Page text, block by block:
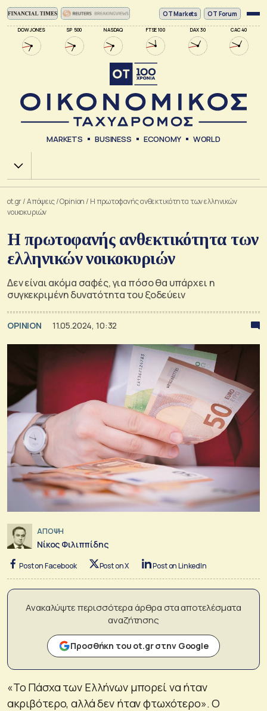
DOW JONES SP 500 NASDAQ FTSE 100 DAX 30 CAC 40
ΟΤ Markets OT Forum
MARKETS BUSINESS ECONOMY WORLD
Χ.Α.
ot.gr/Απόψεις/Opinion / Η πρωτοφανής ανθεκτικότητα των ελληνικών
νοικοκυριών
Η πρωτοφανής ανθεκτικότητα των
ελληνικών νοικοκυριών
Δεν είναι ακόμα σαφές, για πόσο θα υπάρχει η
συγκεκριμένη δυνατότητα του ξοδεύειν
OPINION 11.05.2024, 10:32
ΑΠΟΨΗ
Νίκος Φιλιππίδης
Post on Facebook Post on X Post on LinkedIn
Ανακαλύψτε περισσότερα άρθρα στα αποτελέσματα
αναζήτησης
Προσθήκη του ot.gr στην Google
«Το Πάσχα των Ελλήνων μπορεί να ήταν
ακριβότερο, αλλά δεν ήταν φτωχότερο». Ο